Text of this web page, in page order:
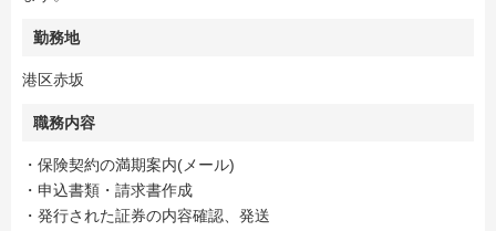
勤務地
港区赤坂
職務内容
・保険契約の満期案内(メール)
・申込書類・請求書作成
・発行された証券の内容確認、発送